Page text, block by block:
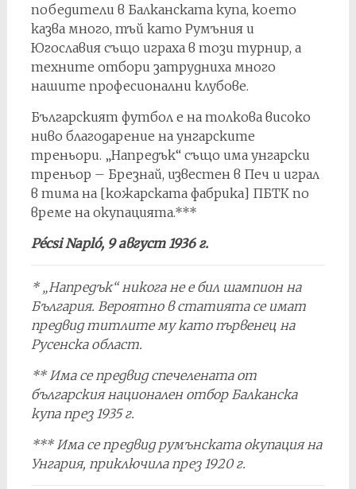
победители в Балканската купа, което
казва много, тъй като Румъния и
Югославия също играха в този турнир, а
техните отбори затрудниха много
нашите професионални клубове.
Българският футбол е на толкова високо
ниво благодарение на унгарските
треньори. „Напредък“ също има унгарски
треньор – Брезнай, известен в Печ и играл
в тима на [кожарската фабрика] ПБТК по
време на окупацията.***
Pécsi Napló, 9 aвгуст 1936 г.
* „Напредък“ никога не е бил шампион на
България. Вероятно в статията се имат
предвид титлите му като първенец на
Русенска област.
** Има се предвид спечелената от
българския национален отбор Балканска
купа през 1935 г.
*** Има се предвид румънската окупация на
Унгария, приключила през 1920 г.